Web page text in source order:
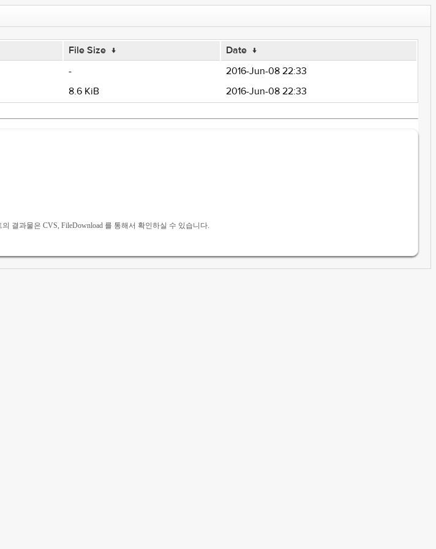
File Size ↓ Date ↓
-
2016-Jun-08 22:33
8.6 KiB 2016-Jun-08 22:33
결과물은 CVS, FileDownload 를 통해서 확인하실 수 있습니다.